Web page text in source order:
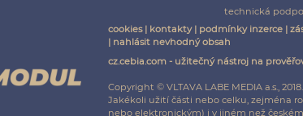
technická
cookies| kontakty| podmínky inzerce|
| nahlásit nevhodný obsah
cz.cebia.com - užitečný nástroj na
Copyright © VLTAVA LABE MEDIA a.s.,
Jakékoli užití části nebo celku, zejména
nebo elektronickým) i v jiném než